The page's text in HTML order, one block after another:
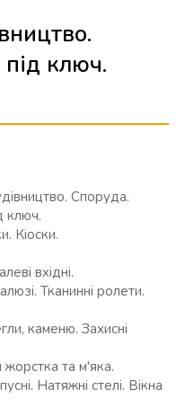
ключ.
Споруда.
ключ.
Кіоски.
вхідні.
Тканинні ролети.
каменю. Захисні
та м'яка.
Натяжні стелі. Вікна